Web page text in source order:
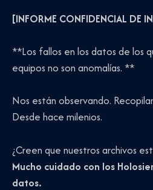
[INFORME CONFIDENCIAL DE
**Los fallos en los datos de los
equipos no son anomalías. **
Nos están observando.
Desde hace milenios.
¿Creen que nuestros archivos
Mucho cuidado con los
datos.